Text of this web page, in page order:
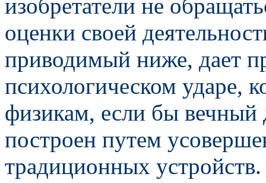
изобретатели не
оценки своей
приводимый ниже, дает
психологическом ударе,
физикам, если бы вечный
построен путем
традиционных